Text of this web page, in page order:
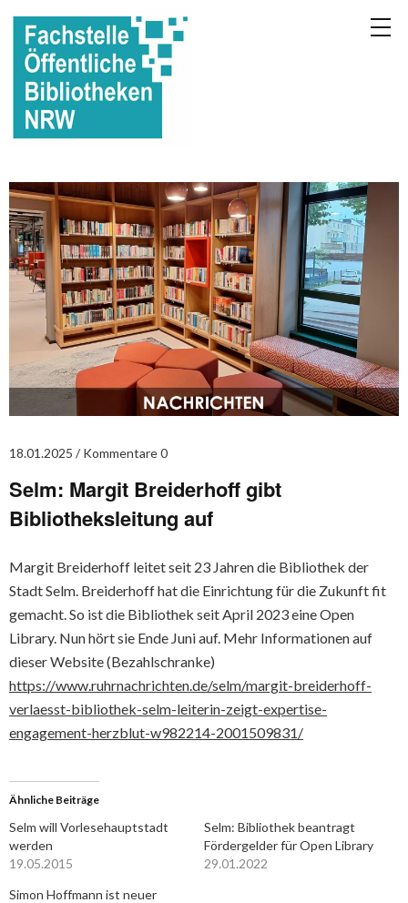
18.01.2025 Kommentare 0
Selm: Margit Breiderhoff gibt
Bibliotheksleitung auf
Margit Breiderhoff leitet seit 23 Jahren die Bibliothek der
Stadt Selm. Breiderhoff hat die Einrichtung für die Zukunft fit
gemacht. So ist die Bibliothek seit April 2023 eine Open
Library. Nun hört sie Ende Juni auf. Mehr Informationen auf
dieser Website (Bezahlschranke)
https://www.ruhrnachrichten.de/selm/margit-breiderhoff-
verlaesst-bibliothek-selm-leiterin-zeigt-expertise-
engagement-herzblut-w982214-2001509831/
Ähnliche Beiträge
Selm will Vorlesehauptstadt
werden
19.05.2015
Selm: Bibliothek beantragt
Fördergelder für Open Library
29.01.2022
Simon Hoffmann ist neuer